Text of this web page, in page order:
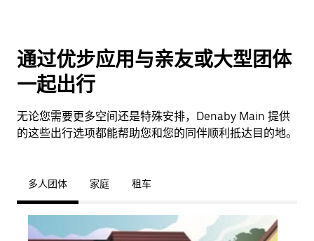
通过优步应用与亲友或大型团体
一起出行
无论您需要更多空间还是特殊安排，Denaby Main 提供
的这些出行选项都能帮助您和您的同伴顺利抵达目的地。
多人团体 家庭 租车